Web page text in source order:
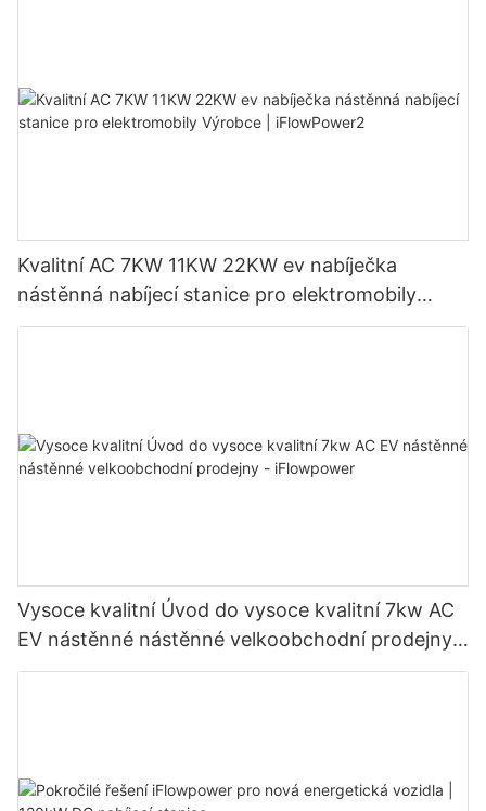
Kvalitní AC 7KW 11KW 22KW ev nabíječka
nástěnná nabíjecí stanice pro elektromobily
Výrobce | iFlowPower2
Vysoce kvalitní Úvod do vysoce kvalitní 7kw AC
EV nástěnné nástěnné velkoobchodní prodejny -
iFlowpower